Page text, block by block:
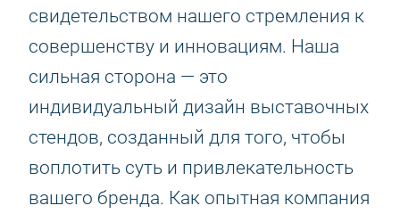
свидетельством нашего стремления к
совершенству и инновациям. Наша
сильная сторона — это
индивидуальный дизайн выставочных
стендов, созданный для того, чтобы
воплотить суть и привлекательность
вашего бренда. Как опытная компания